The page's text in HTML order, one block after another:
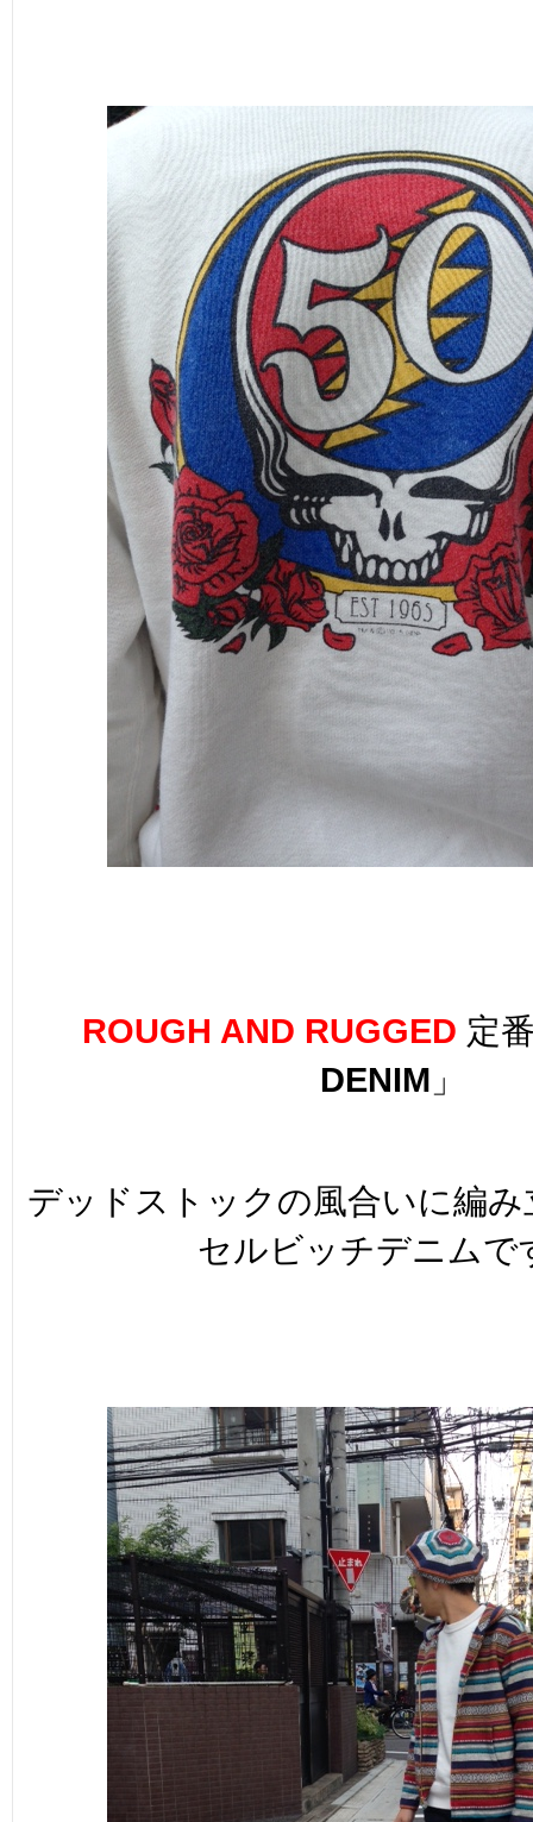
ROUGH AND RUGGED 定
DENIM 」
デッドストックの風合いに編
セルビッチデニムで